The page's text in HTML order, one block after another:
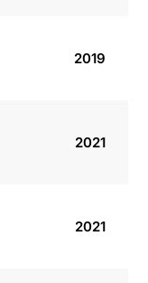
2019
2021
2021